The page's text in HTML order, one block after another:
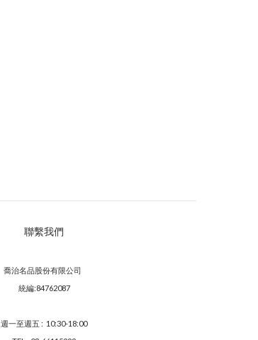
聯繫我們
喬治名品股份有限公司
統編:84762087
週一至週五 : 10:30-18:00